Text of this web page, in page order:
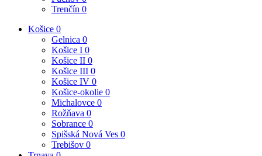
Trenčín 0
Košice 0
Gelnica 0
Košice I 0
Košice II 0
Košice III 0
Košice IV 0
Košice-okolie 0
Michalovce 0
Rožňava 0
Sobrance 0
Spišská Nová Ves 0
Trebišov 0